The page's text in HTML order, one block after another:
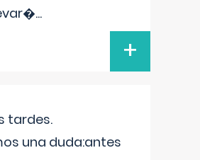
...
+
tardes.
una duda:antes